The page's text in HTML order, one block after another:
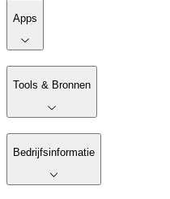
Apps
Tools & Bronnen
Bedrijfsinformatie